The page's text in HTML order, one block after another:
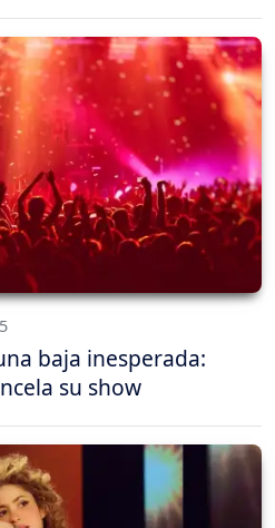
baja inesperada:
su show